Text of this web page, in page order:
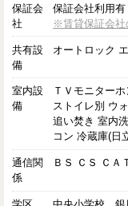
保証会
社
保証会社利用
※賃貸保証会社
共有設
備
オートロック
室内設
備
ＴＶモニター
ストイレ別 ウ
追い焚き 室内
コン 冷蔵庫(日
通信関
係
ＢＳ ＣＳ ＣＡ